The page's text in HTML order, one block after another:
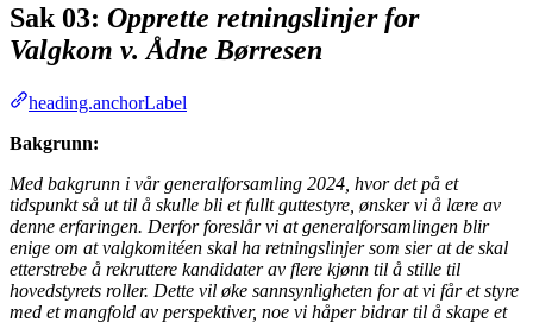
Sak 03: Opprette retningslinjer for
Valgkom v. Ådne Børresen
heading.anchorLabel
Bakgrunn:
Med bakgrunn i vår generalforsamling 2024, hvor det på et
tidspunkt så ut til å skulle bli et fullt guttestyre, ønsker vi å lære av
denne erfaringen. Derfor foreslår vi at generalforsamlingen blir
enige om at valgkomitéen skal ha retningslinjer som sier at de skal
etterstrebe å rekruttere kandidater av flere kjønn til å stille til
hovedstyrets roller. Dette vil øke sannsynligheten for at vi får et styre
med et mangfold av perspektiver, noe vi håper bidrar til å skape et